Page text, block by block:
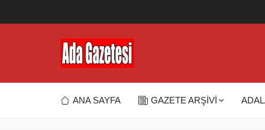
ANA SAYFA GAZETE ARŞİVİ